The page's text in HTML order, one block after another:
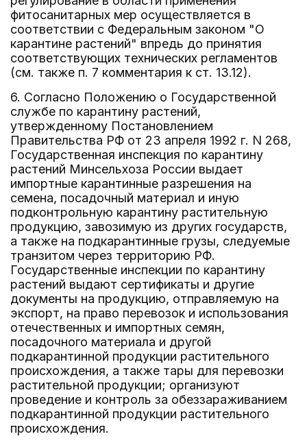
фитосанитарных мер осуществляется в
соответствии с Федеральным законом "О
карантине растений" впредь до принятия
соответствующих технических регламентов
(см. также п. 7 комментария к ст. 13.12).
6. Согласно Положению о Государственной
службе по карантину растений,
утвержденному Постановлением
Правительства РФ от 23 апреля 1992 г. N 268,
Государственная инспекция по карантину
растений Минсельхоза России выдает
импортные карантинные разрешения на
семена, посадочный материал и иную
подконтрольную карантину растительную
продукцию, завозимую из других государств,
а также на подкарантинные грузы, следуемые
транзитом через территорию РФ.
Государственные инспекции по карантину
растений выдают сертификаты и другие
документы на продукцию, отправляемую на
экспорт, на право перевозок и использования
отечественных и импортных семян,
посадочного материала и другой
подкарантинной продукции растительного
происхождения, а также тары для перевозки
растительной продукции; организуют
проведение и контроль за обеззараживанием
подкарантинной продукции растительного
происхождения.